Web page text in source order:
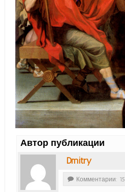
Автор публикации
Dmitry
Комментарии: 15